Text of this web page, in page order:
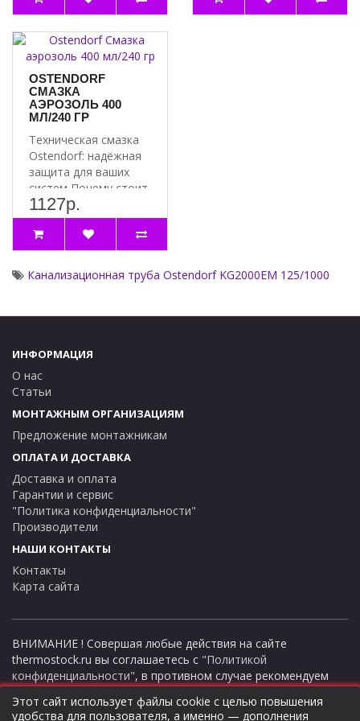
OSTENDORF
СМАЗКА
АЭРОЗОЛЬ 400
МЛ/240 ГР
Техническая смазка
Ostendorf: надёжная
защита для ваших
систем Почему стоит
выбрать смазку
Ostend..
1127р.
Канализационная труба Ostendorf KG2000EM 125/1000
ИНФОРМАЦИЯ
О нас
Статьи
МОНТАЖНЫМ ОРГАНИЗАЦИЯМ
Предложение монтажникам
ОПЛАТА И ДОСТАВКА
Доставка и оплата
Гарантии и сервис
"Политика конфиденциальности"
Производители
НАШИ КОНТАКТЫ
Контакты
Карта сайта
ВНИМАНИЕ ! Совершая любые действия на сайте
thermostock.ru вы соглашаетесь с "Политикой
конфиденциальности", в противном случае рекомендуем
покинуть данный сайт. Цены и информация представлена на
данном сайте в ознакомительных целях и не являются
Этот сайт использует файлы cookie с целью повышения
удобства для пользователя, а именно — дополнения